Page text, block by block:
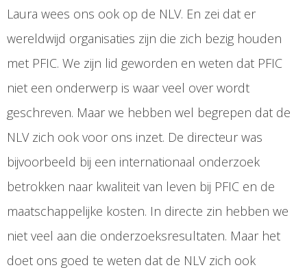
Laura wees ons ook op de NLV. En zei dat er
wereldwijd organisaties zijn die zich bezig houden
met PFIC. We zijn lid geworden en weten dat PFIC
niet een onderwerp is waar veel over wordt
geschreven. Maar we hebben wel begrepen dat de
NLV zich ook voor ons inzet. De directeur was
bijvoorbeeld bij een internationaal onderzoek
betrokken naar kwaliteit van leven bij PFIC en de
maatschappelijke kosten. In directe zin hebben we
niet veel aan die onderzoeksresultaten. Maar het
doet ons goed te weten dat de NLV zich ook